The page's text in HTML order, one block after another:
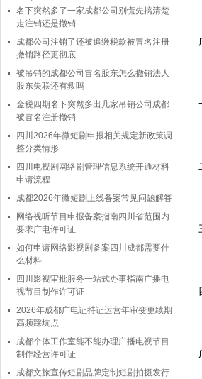
名下突然多了一家成都公司别慌先搞清楚
走注销还是撤销
成都公司注销了还被追缴税款被冒名注册
撤销路径更彻底
被吊销的成都公司冒名股东怎么撤销法人
股东失联还有救吗
金税四期名下突然多出几家吊销公司成都
被冒名注册撤销
四川2026年微短剧申报相关规定新政策调
整分类情形
四川电视剧网络剧管理信息系统开通材料
申请流程
成都2026年微短剧上线备案常见问题解答
网络视听节目申报备案指南四川省范围内
要求广电许可证
如何申请网络影视剧备案四川成都需要什
么材料
四川影视审批服务一站式办事指南广播电
视节目制作许可证
2026年成都广电证持证运营年审变更续期
高频踩坑点
成都个体工作室能不能办理广播电视节目
制作经营许可证
成都文旅宣传短剧品牌定制短剧拍摄发行